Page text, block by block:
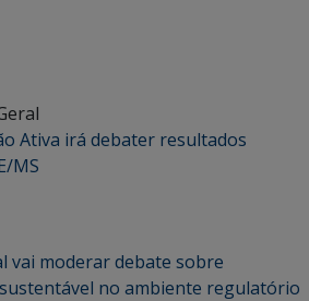
Ativa irá debater resultados
MS
vai moderar debate sobre
no ambiente regulatório